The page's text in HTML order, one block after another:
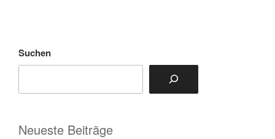
Suchen
Neueste Beiträge